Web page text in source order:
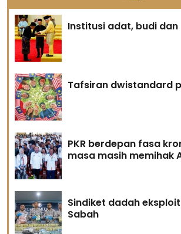
Institusi adat, budi
Tafsiran dwistandard
PKR berdepan fasa
masa masih memihak
Sindiket dadah
Sabah